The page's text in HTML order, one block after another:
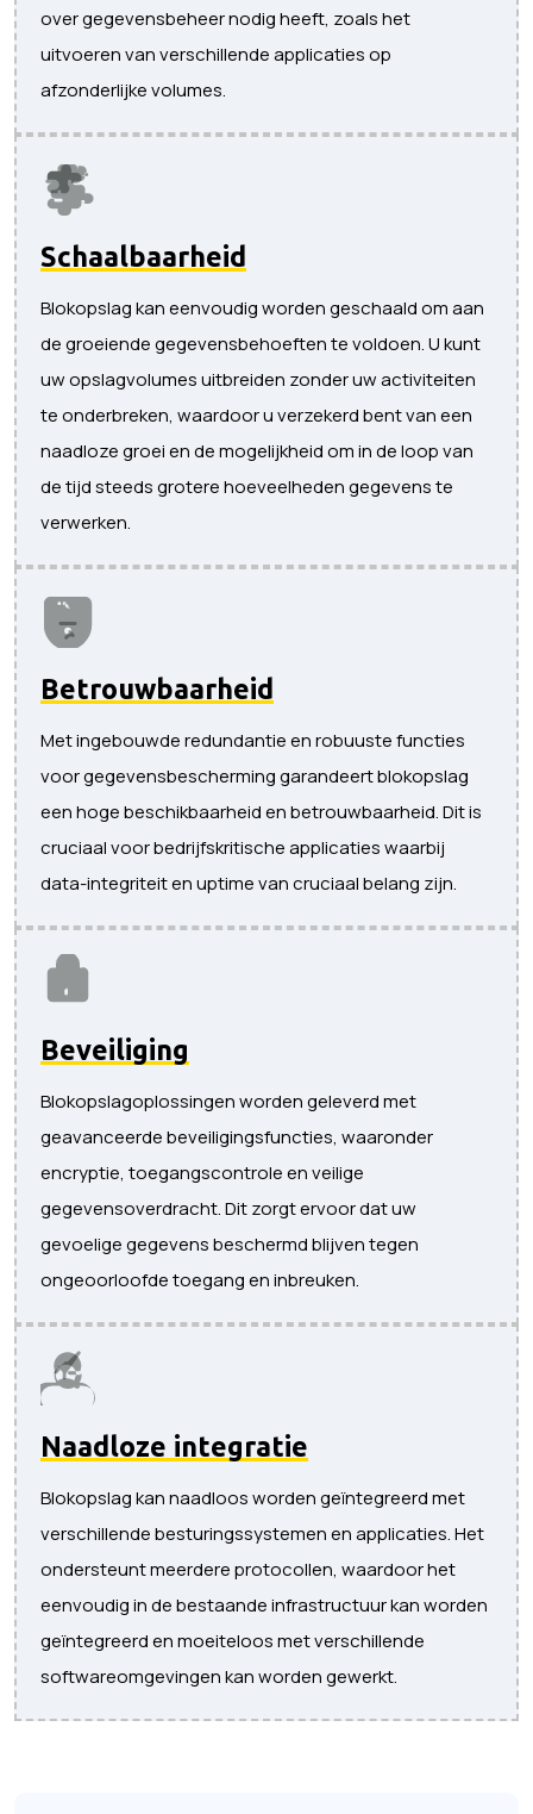
over gegevensbeheer nodig heeft, zoals het
uitvoeren van verschillende applicaties op
afzonderlijke volumes.
Schaalbaarheid
Blokopslag kan eenvoudig worden geschaald om aan
de groeiende gegevensbehoeften te voldoen. U kunt
uw opslagvolumes uitbreiden zonder uw activiteiten
te onderbreken, waardoor u verzekerd bent van een
naadloze groei en de mogelijkheid om in de loop van
de tijd steeds grotere hoeveelheden gegevens te
verwerken.
Betrouwbaarheid
Met ingebouwde redundantie en robuuste functies
voor gegevensbescherming garandeert blokopslag
een hoge beschikbaarheid en betrouwbaarheid. Dit is
cruciaal voor bedrijfskritische applicaties waarbij
data-integriteit en uptime van cruciaal belang zijn.
Beveiliging
Blokopslagoplossingen worden geleverd met
geavanceerde beveiligingsfuncties, waaronder
encryptie, toegangscontrole en veilige
gegevensoverdracht. Dit zorgt ervoor dat uw
gevoelige gegevens beschermd blijven tegen
ongeoorloofde toegang en inbreuken.
Naadloze integratie
Blokopslag kan naadloos worden geïntegreerd met
verschillende besturingssystemen en applicaties. Het
ondersteunt meerdere protocollen, waardoor het
eenvoudig in de bestaande infrastructuur kan worden
geïntegreerd en moeiteloos met verschillende
softwareomgevingen kan worden gewerkt.